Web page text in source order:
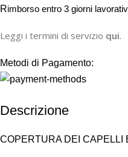
Rimborso entro 3 giorni
Leggi i termini di servizio qui.
Metodi di Pagamento:
Descrizione
COPERTURA DEI CAPELLI